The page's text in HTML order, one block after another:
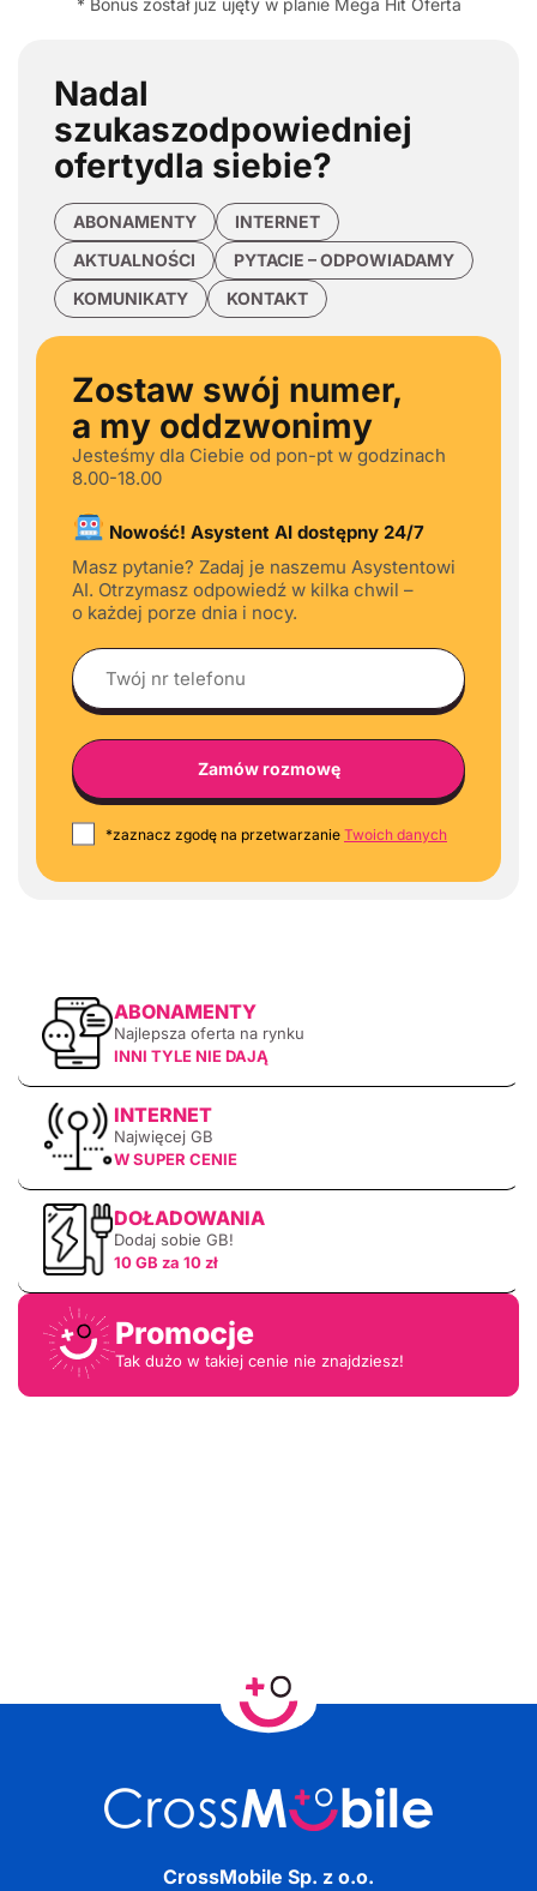
* Bonus został już ujęty w planie Mega Hit Oferta
Nadal
szukaszodpowiedniej
ofertydla siebie?
ABONAMENTY
INTERNET
AKTUALNOŚCI
PYTACIE – ODPOWIADAMY
KOMUNIKATY
KONTAKT
Zostaw swój numer,
a my oddzwonimy
Jesteśmy dla Ciebie od pon-pt w godzinach
8.00-18.00
Nowość! Asystent AI dostępny 24/7
Masz pytanie? Zadaj je naszemu Asystentowi
AI. Otrzymasz odpowiedź w kilka chwil –
o każdej porze dnia i nocy.
*zaznacz zgodę na przetwarzanie Twoich danych
ABONAMENTY
Najlepsza oferta na rynku
INNI TYLE NIE DAJĄ
INTERNET
Najwięcej GB
W SUPER CENIE
DOŁADOWANIA
Dodaj sobie GB!
10 GB za 10 zł
Promocje
Tak dużo w takiej cenie nie znajdziesz!
CrossMobile Sp. z o.o.